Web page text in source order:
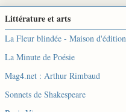
Littérature et arts
La Fleur blindée - Maison d'édition
La Minute de Poésie
Mag4.net : Arthur Rimbaud
Sonnets de Shakespeare